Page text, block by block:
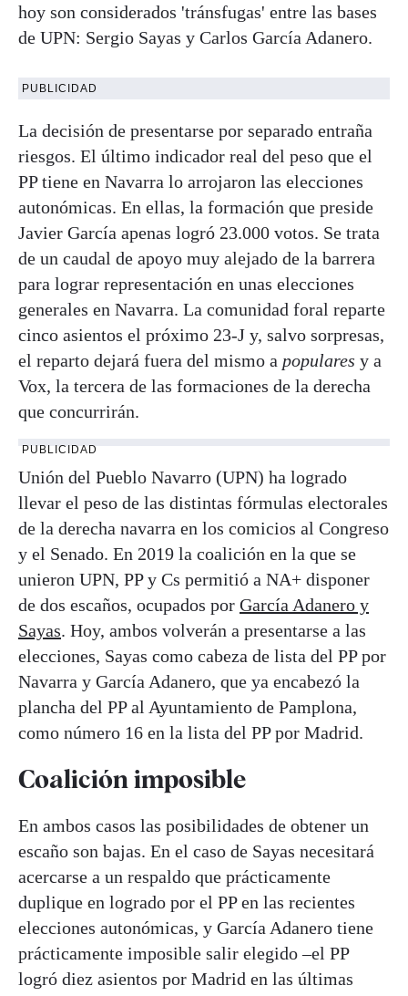
hoy son considerados 'tránsfugas' entre las bases
de UPN: Sergio Sayas y Carlos García Adanero.
PUBLICIDAD
La decisión de presentarse por separado entraña
riesgos. El último indicador real del peso que el
PP tiene en Navarra lo arrojaron las elecciones
autonómicas. En ellas, la formación que preside
Javier García apenas logró 23.000 votos. Se trata
de un caudal de apoyo muy alejado de la barrera
para lograr representación en unas elecciones
generales en Navarra. La comunidad foral reparte
cinco asientos el próximo 23-J y, salvo sorpresas,
el reparto dejará fuera del mismo a populares y a
Vox, la tercera de las formaciones de la derecha
que concurrirán.
PUBLICIDAD
Unión del Pueblo Navarro (UPN) ha logrado
llevar el peso de las distintas fórmulas electorales
de la derecha navarra en los comicios al Congreso
y el Senado. En 2019 la coalición en la que se
unieron UPN, PP y Cs permitió a NA+ disponer
de dos escaños, ocupados por García Adanero y
Sayas. Hoy, ambos volverán a presentarse a las
elecciones, Sayas como cabeza de lista del PP por
Navarra y García Adanero, que ya encabezó la
plancha del PP al Ayuntamiento de Pamplona,
como número 16 en la lista del PP por Madrid.
Coalición imposible
En ambos casos las posibilidades de obtener un
escaño son bajas. En el caso de Sayas necesitará
acercarse a un respaldo que prácticamente
duplique en logrado por el PP en las recientes
elecciones autonómicas, y García Adanero tiene
prácticamente imposible salir elegido –el PP
logró diez asientos por Madrid en las últimas